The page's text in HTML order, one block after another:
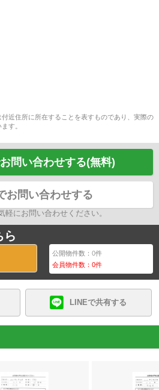
近住所に所在することを表すものであり、実際の
す。
問い合わせする(無料)
お問い合わせする
軽にお問い合わせください。
ら
公開物件数：0件
会員物件数：0件
LINEで共有する